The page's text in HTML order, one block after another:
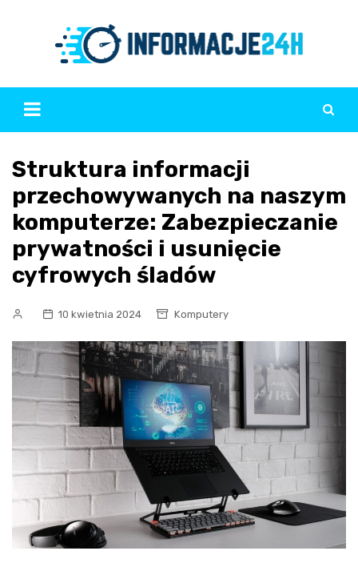
Struktura informacji
przechowywanych na naszym
komputerze: Zabezpieczanie
prywatności i usunięcie
cyfrowych śladów
10 kwietnia 2024 Komputery